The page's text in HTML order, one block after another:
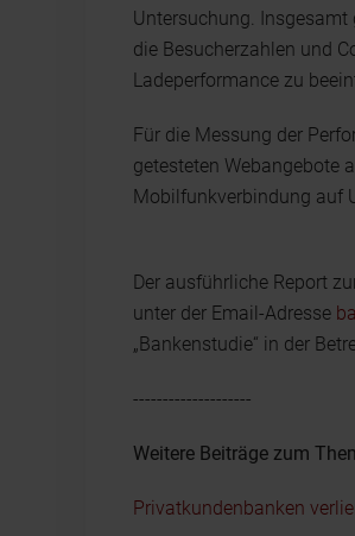
Untersuchung.
die Besucherzahlen und
Ladeperformance zu
Für die Messung der
getesteten Webangebote
Mobilfunkverbindung auf
Der ausführliche Report
unter der Email-Adresse
„Bankenstudie“ in der
--------------------
Weitere Beiträge zum
Privatkundenbanken